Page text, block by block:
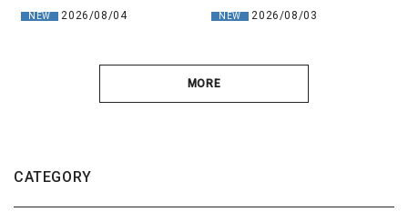
NEW 2026/08/04 NEW 2026/08/03
MORE
CATEGORY